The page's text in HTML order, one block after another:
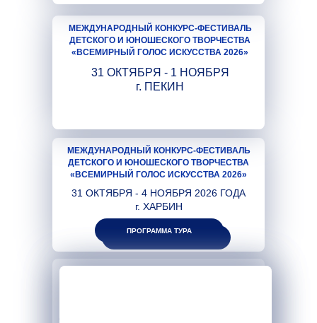
ПРОГРАММА ТУРА
МЕЖДУНАРОДНЫЙ КОНКУРС-ФЕСТИВАЛЬ
ДЕТСКОГО И ЮНОШЕСКОГО ТВОРЧЕСТВА
«ВСЕМИРНЫЙ ГОЛОС ИСКУССТВА 2026»
31 ОКТЯБРЯ - 1 НОЯБРЯ
г. ПЕКИН
МЕЖДУНАРОДНЫЙ КОНКУРС-ФЕСТИВАЛЬ
ДЕТСКОГО И ЮНОШЕСКОГО ТВОРЧЕСТВА
«ВСЕМИРНЫЙ ГОЛОС ИСКУССТВА 2026»
31 ОКТЯБРЯ - 4 НОЯБРЯ 2026 ГОДА
г. ХАРБИН